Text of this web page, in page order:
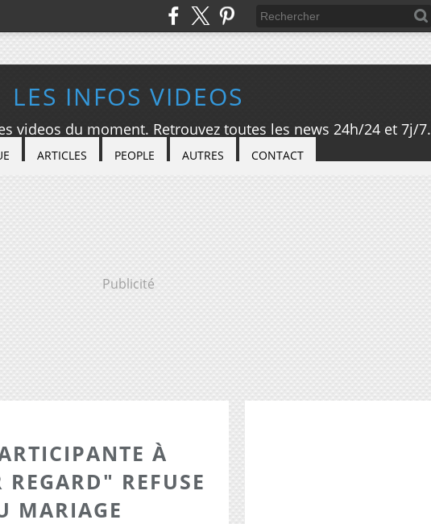
LES INFOS VIDEOS
videos du moment. Retrouvez toutes les news 24h/24 et 7j/7.
ARTICLES PEOPLE AUTRES CONTACT
Publicité
À
REFUSE
MARIAGE